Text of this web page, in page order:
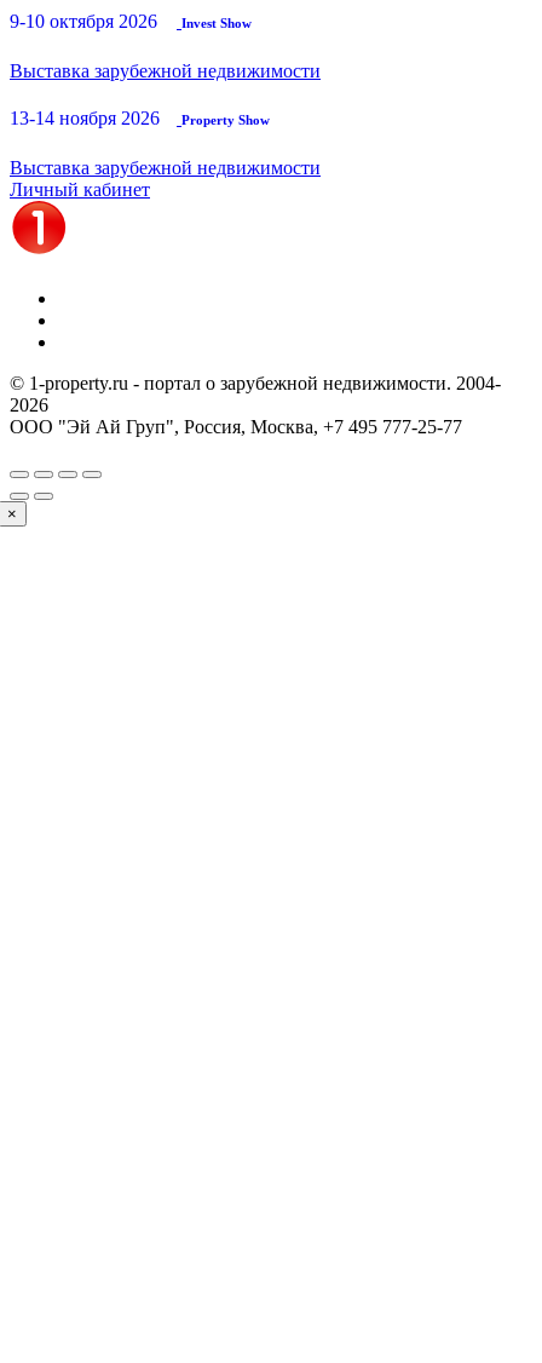
9-10 октября 2026 Invest Show
Выставка зарубежной недвижимости
13-14 ноября 2026 Property Show
Выставка зарубежной недвижимости
Личный кабинет
© 1-property.ru - портал о зарубежной недвижимости. 2004-
2026
ООО "Эй Ай Груп", Россия, Москва, +7 495 777-25-77
×